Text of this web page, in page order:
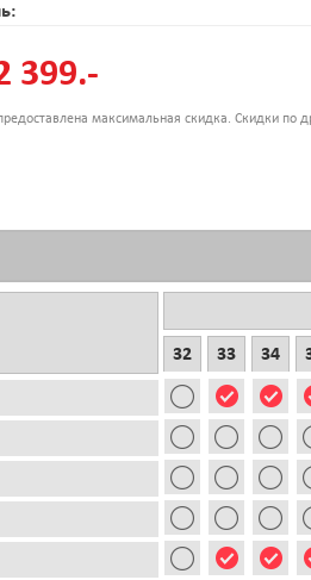
399.-
максимальная скидка. Скидки по
32 33 34